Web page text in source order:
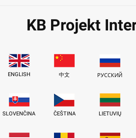
KB Projekt
ENGLISH 中文 РУССКИЙ
SLOVENČINA ČEŠTINA LIETUVIŲ